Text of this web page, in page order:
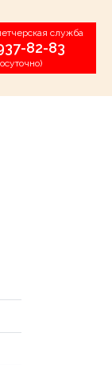
служба
82-83